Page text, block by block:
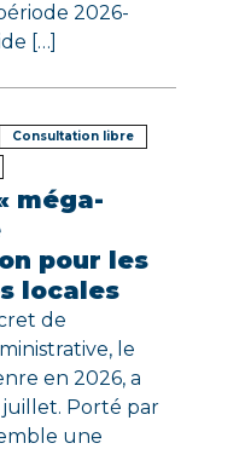
2026-
[…]
Consultation libre
méga-
pour les
locales
de
le
en 2026, a
Porté par
une